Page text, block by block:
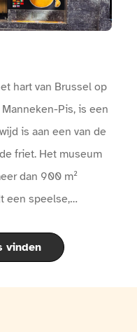
hart van Brussel op
Pis, is een
is aan een van de
friet. Het museum
dan 900 m²
een speelse,
aardappel en de
hand van moderne
filmpjes,
vinden